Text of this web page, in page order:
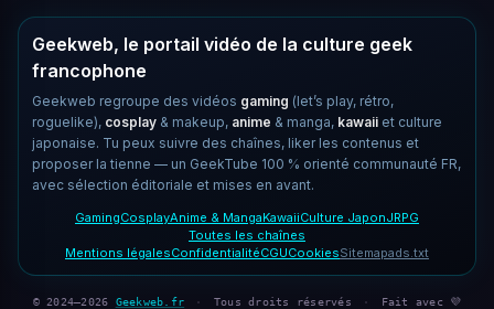
Geekweb, le portail vidéo de la culture geek
francophone
Geekweb regroupe des vidéos gaming (let’s play, rétro,
roguelike), cosplay & makeup, anime & manga, kawaii et culture
japonaise. Tu peux suivre des chaînes, liker les contenus et
proposer la tienne — un GeekTube 100 % orienté communauté FR,
avec sélection éditoriale et mises en avant.
GamingCosplayAnime & MangaKawaiiCulture JaponJRPG
Toutes les chaînes
Mentions légalesConfidentialitéCGUCookiesSitemapads.txt
© 2024–2026 Geekweb.fr · Tous droits réservés ·
Fait avec 💜